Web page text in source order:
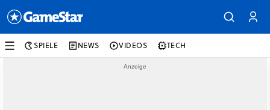
SPIELE NEWS VIDEOS TECH